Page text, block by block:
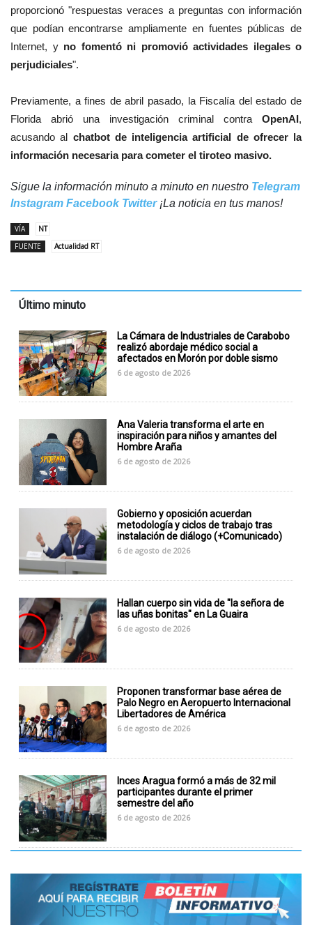
proporcionó "respuestas veraces a preguntas con información
que podían encontrarse ampliamente en fuentes públicas de
Internet, yno fomentó ni promovió actividades ilegales o
perjudiciales".
Previamente, a fines de abril pasado, la Fiscalía del estado de
Florida abrió una investigación criminal contra OpenAI,
acusando al chatbot de inteligencia artificial de ofrecer la
información necesaria para cometer el tiroteo masivo.
Sigue la información minuto a minuto en nuestro Telegram
Instagram Facebook Twitter¡La noticia en tus manos!
VÍA
NT
FUENTE
Actualidad RT
Último minuto
La Cámara de Industriales de Carabobo
realizó abordaje médico social a
afectados en Morón por doble sismo
6 de agosto de 2026
Ana Valeria transforma el arte en
inspiración para niños y amantes del
Hombre Araña
6 de agosto de 2026
Gobierno y oposición acuerdan
metodología y ciclos de trabajo tras
instalación de diálogo (+Comunicado)
6 de agosto de 2026
Hallan cuerpo sin vida de "la señora de
las uñas bonitas" en La Guaira
6 de agosto de 2026
Proponen transformar base aérea de
Palo Negro en Aeropuerto Internacional
Libertadores de América
6 de agosto de 2026
Inces Aragua formó a más de 32 mil
participantes durante el primer
semestre del año
6 de agosto de 2026